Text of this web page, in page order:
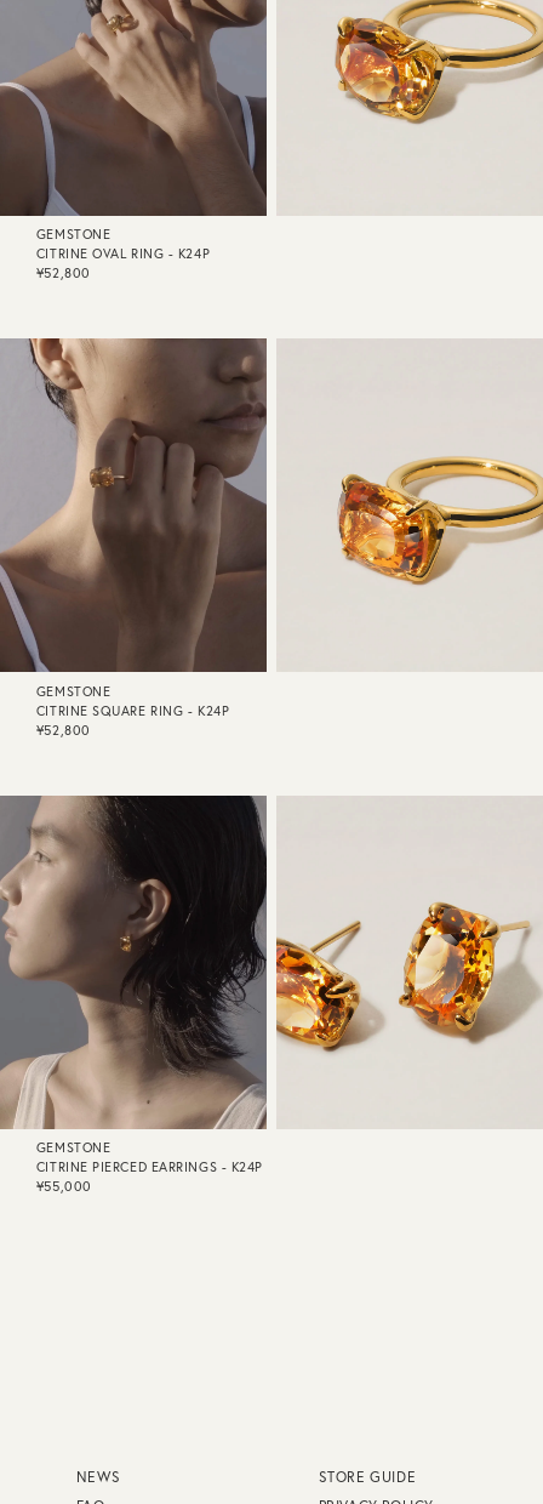
GEMSTONE
CITRINE OVAL RING - K24P
¥52,800
GEMSTONE
CITRINE SQUARE RING - K24P
¥52,800
GEMSTONE
CITRINE PIERCED EARRINGS - K24P
¥55,000
NEWS
STORE GUIDE